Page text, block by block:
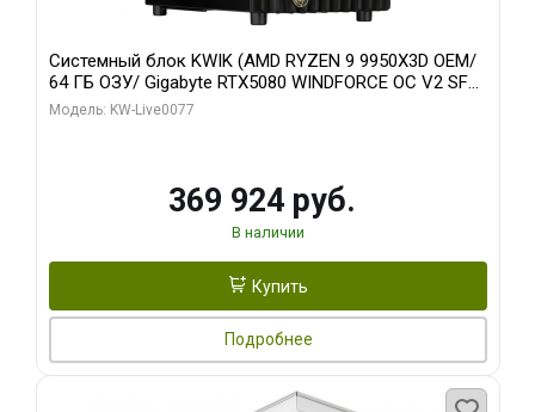
Системный блок KWIK (AMD RYZEN 9 9950X3D OEM/
64 ГБ ОЗУ/ Gigabyte RTX5080 WINDFORCE OC V2 SFF
16GB GDDR7 256b/ 960 ГБ SSD)
Модель: KW-Live0077
369 924 руб.
В наличии
Купить
Подробнее